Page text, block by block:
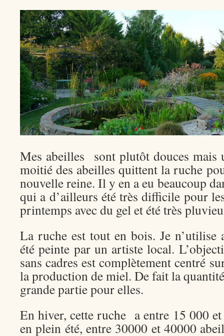
Mes abeilles sont plutôt douces mais
moitié des abeilles quittent la ruche
nouvelle reine. Il y en a eu beaucoup
qui a d’ailleurs été très difficile pour
printemps avec du gel et été très
La ruche est tout en bois. Je n’utilise
été peinte par un artiste local.
sans cadres est complètement centré
la production de miel. De fait la
grande partie pour elles.
En hiver, cette ruche a entre 15 000
en plein été, entre 30000 et 40000